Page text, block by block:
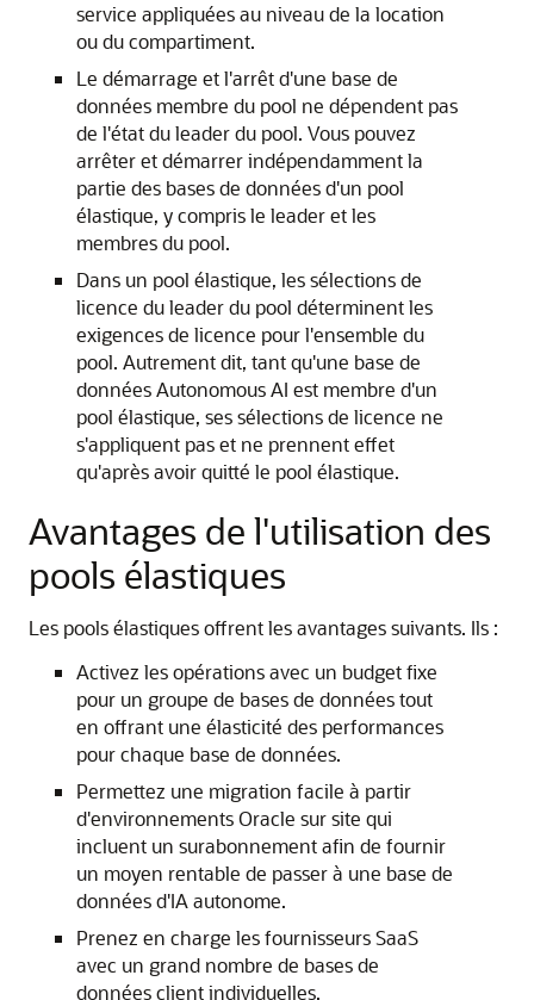
service appliquées au niveau de la location
ou du compartiment.
Le démarrage et l'arrêt d'une base de
données membre du pool ne dépendent pas
de l'état du leader du pool. Vous pouvez
arrêter et démarrer indépendamment la
partie des bases de données d'un pool
élastique, y compris le leader et les
membres du pool.
Dans un pool élastique, les sélections de
licence du leader du pool déterminent les
exigences de licence pour l'ensemble du
pool. Autrement dit, tant qu'une base de
données Autonomous AI est membre d'un
pool élastique, ses sélections de licence ne
s'appliquent pas et ne prennent effet
qu'après avoir quitté le pool élastique.
Avantages de l'utilisation des
pools élastiques
Les pools élastiques offrent les avantages suivants. Ils :
Activez les opérations avec un budget fixe
pour un groupe de bases de données tout
en offrant une élasticité des performances
pour chaque base de données.
Permettez une migration facile à partir
d'environnements Oracle sur site qui
incluent un surabonnement afin de fournir
un moyen rentable de passer à une base de
données d'IA autonome.
Prenez en charge les fournisseurs SaaS
avec un grand nombre de bases de
données client individuelles.